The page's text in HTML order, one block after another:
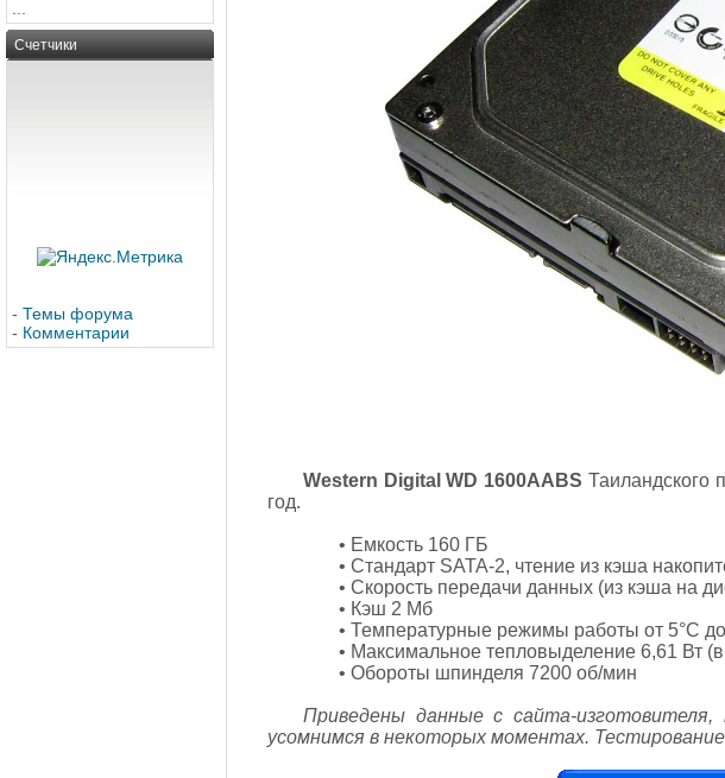
Счетчики
- Темы форума
- Комментарии
Western Digital WD 1600AABS Таиландского
год.
• Емкость 160 ГБ
• Стандарт SATA-2, чтение из кэша
• Скорость передачи данных (из кэша на
• Кэш 2 Мб
• Температурные режимы работы от 5°C
• Максимальное тепловыделение 6,61 Вт
• Обороты шпинделя 7200 об/мин
Приведены данные с сайта-
усомнимся в некоторых моментах.